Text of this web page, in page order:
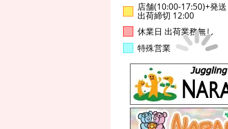
店舗(10:00-17:50)+発送
出荷締切 12:00
休業日 出荷業務無し
特殊営業